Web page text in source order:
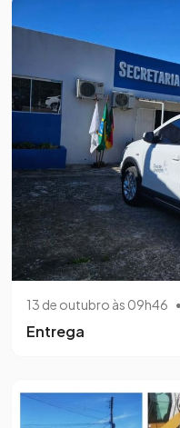
13 de outubro às 09h46 •
Entrega